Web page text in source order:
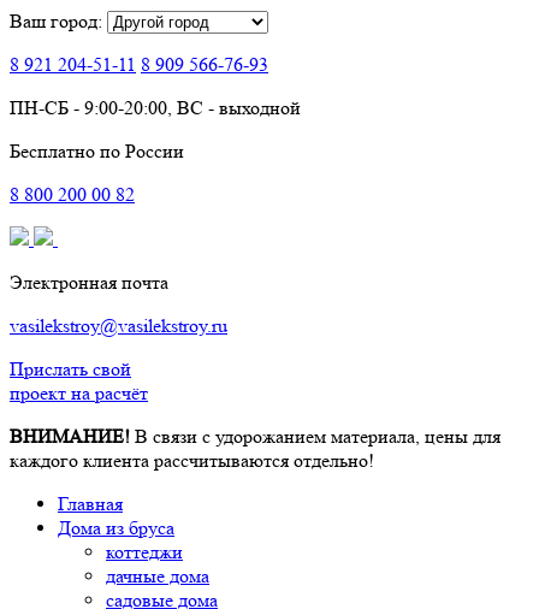
Ваш город:
8 921 204-51-11 8 909 566-76-93
ПН-СБ - 9:00-20:00, ВС - выходной
Бесплатно по России
8 800 200 00 82
Электронная почта
vasilekstroy@vasilekstroy.ru
Прислать свой
проект на расчёт
ВНИМАНИЕ! В связи с удорожанием материала, цены для
каждого клиента рассчитываются отдельно!
Главная
Дома из бруса
коттеджи
дачные дома
садовые дома